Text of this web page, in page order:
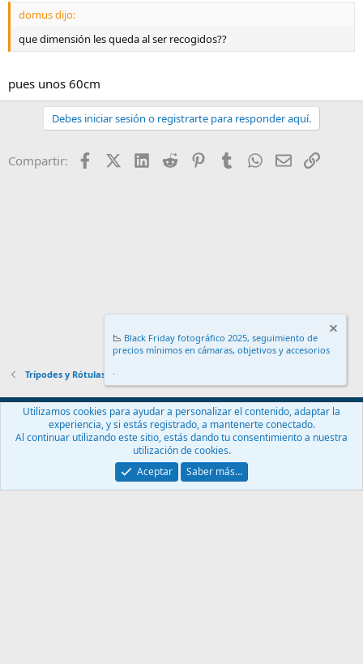
domus dijo:
que dimensión les queda al ser recogidos??
pues unos 60cm
Debes iniciar sesión o registrarte para responder aquí.
Compartir: FacebookX (Twitter)
LinkedIn
Reddit PinterestTumblr WhatsApp
EmailEnlace
Trípodes y Rótulas
Español (ES)
Contáctanos
Términos y reglas Política de privacidad
Ayuda
Community platform by XenForo® © 2010-2024 XenForo Ltd.
📉 Black Friday fotográfico 2025, seguimiento de
precios mínimos en cámaras, objetivos y accesorios
.
Utilizamos cookies para ayudar a personalizar el contenido, adaptar la
experiencia, y si estás registrado, a mantenerte conectado.
Al continuar utilizando este sitio, estás dando tu consentimiento a nuestra
utilización de cookies.
Aceptar
Saber más…